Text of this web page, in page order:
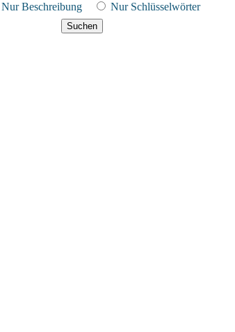
Nur Beschreibung
Nur Schlüsselwörter